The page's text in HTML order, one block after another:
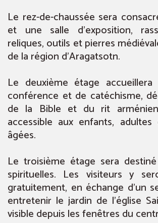
Le rez-de-chaussée sera
et une salle d’exposition,
reliques, outils et pierres
de la région d’Aragatsotn.
Le deuxième étage
conférence et de catéchisme,
de la Bible et du rit arménien
accessible aux enfants,
âgées.
Le troisième étage sera
spirituelles. Les visiteurs y
gratuitement, en échange d’un
entretenir le jardin de l’église
visible depuis les fenêtres du